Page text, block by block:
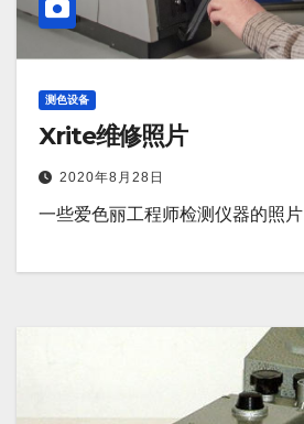
测色设备
Xrite维修照片
2020年8月28日
一些爱色丽工程师检测仪器的照片